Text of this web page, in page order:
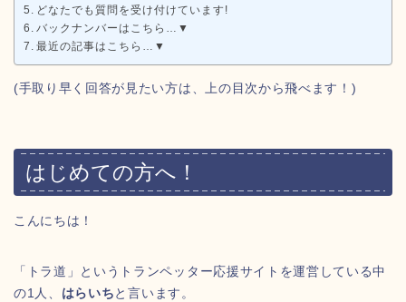
どなたでも質問を受け付けています!
バックナンバーはこちら…▼
最近の記事はこちら…▼
(手取り早く回答が見たい方は、上の目次から飛べます！)
はじめての方へ！
こんにちは！
「トラ道」というトランペッター応援サイトを運営している中
の1人、 はらいち と言います。